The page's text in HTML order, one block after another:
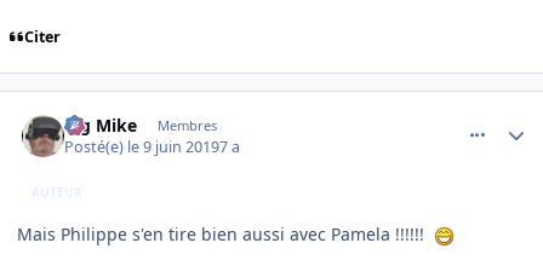
Citer
Big Mike Membres
Posté(e) le 9 juin 20197 a
AUTEUR
Mais Philippe s'en tire bien aussi avec Pamela !!!!!!